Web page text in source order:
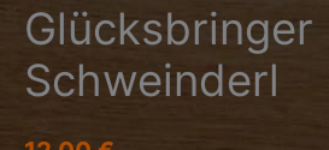
Glücksbringer
Schweinderl